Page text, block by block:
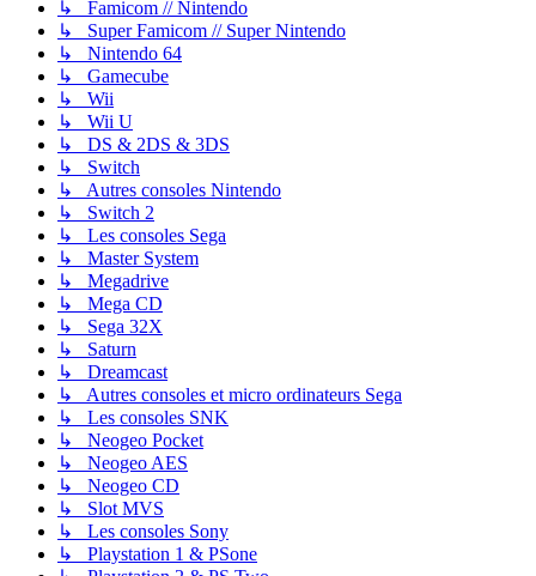
↳ Famicom // Nintendo
↳ Super Famicom // Super Nintendo
↳ Nintendo 64
↳ Gamecube
↳ Wii
↳ Wii U
↳ DS & 2DS & 3DS
↳ Switch
↳ Autres consoles Nintendo
↳ Switch 2
↳ Les consoles Sega
↳ Master System
↳ Megadrive
↳ Mega CD
↳ Sega 32X
↳ Saturn
↳ Dreamcast
↳ Autres consoles et micro ordinateurs Sega
↳ Les consoles SNK
↳ Neogeo Pocket
↳ Neogeo AES
↳ Neogeo CD
↳ Slot MVS
↳ Les consoles Sony
↳ Playstation 1 & PSone